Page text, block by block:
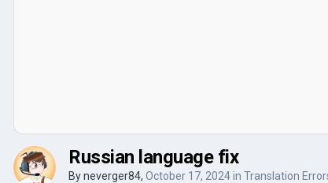
Russian language fix
Byneverger84, October 17, 2024in Translation